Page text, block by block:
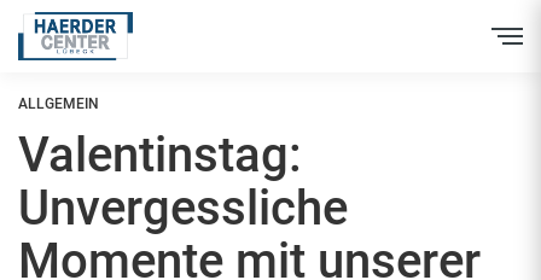
InhaltDirekt
zumALLGEMEIN
Valentinstag:
Unvergessliche
Momente mit unserer